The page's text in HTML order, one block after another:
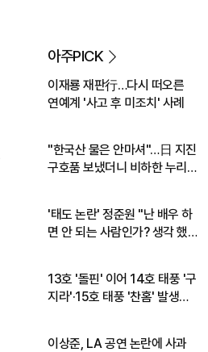
아주PICK
이재룡 재판行…다시 떠오른
연예계 '사고 후 미조치' 사례
"한국산 물은 안마셔"…日 지진
구호품 보냈더니 비하한 누리
'태도 논란' 정준원 "난 배우 하
면 안 되는 사람인가? 생각 했
13호 '돌핀' 이어 14호 태풍 '구
지라'·15호 태풍 '찬홈' 발생…
이상준, LA 공연 논란에 사과